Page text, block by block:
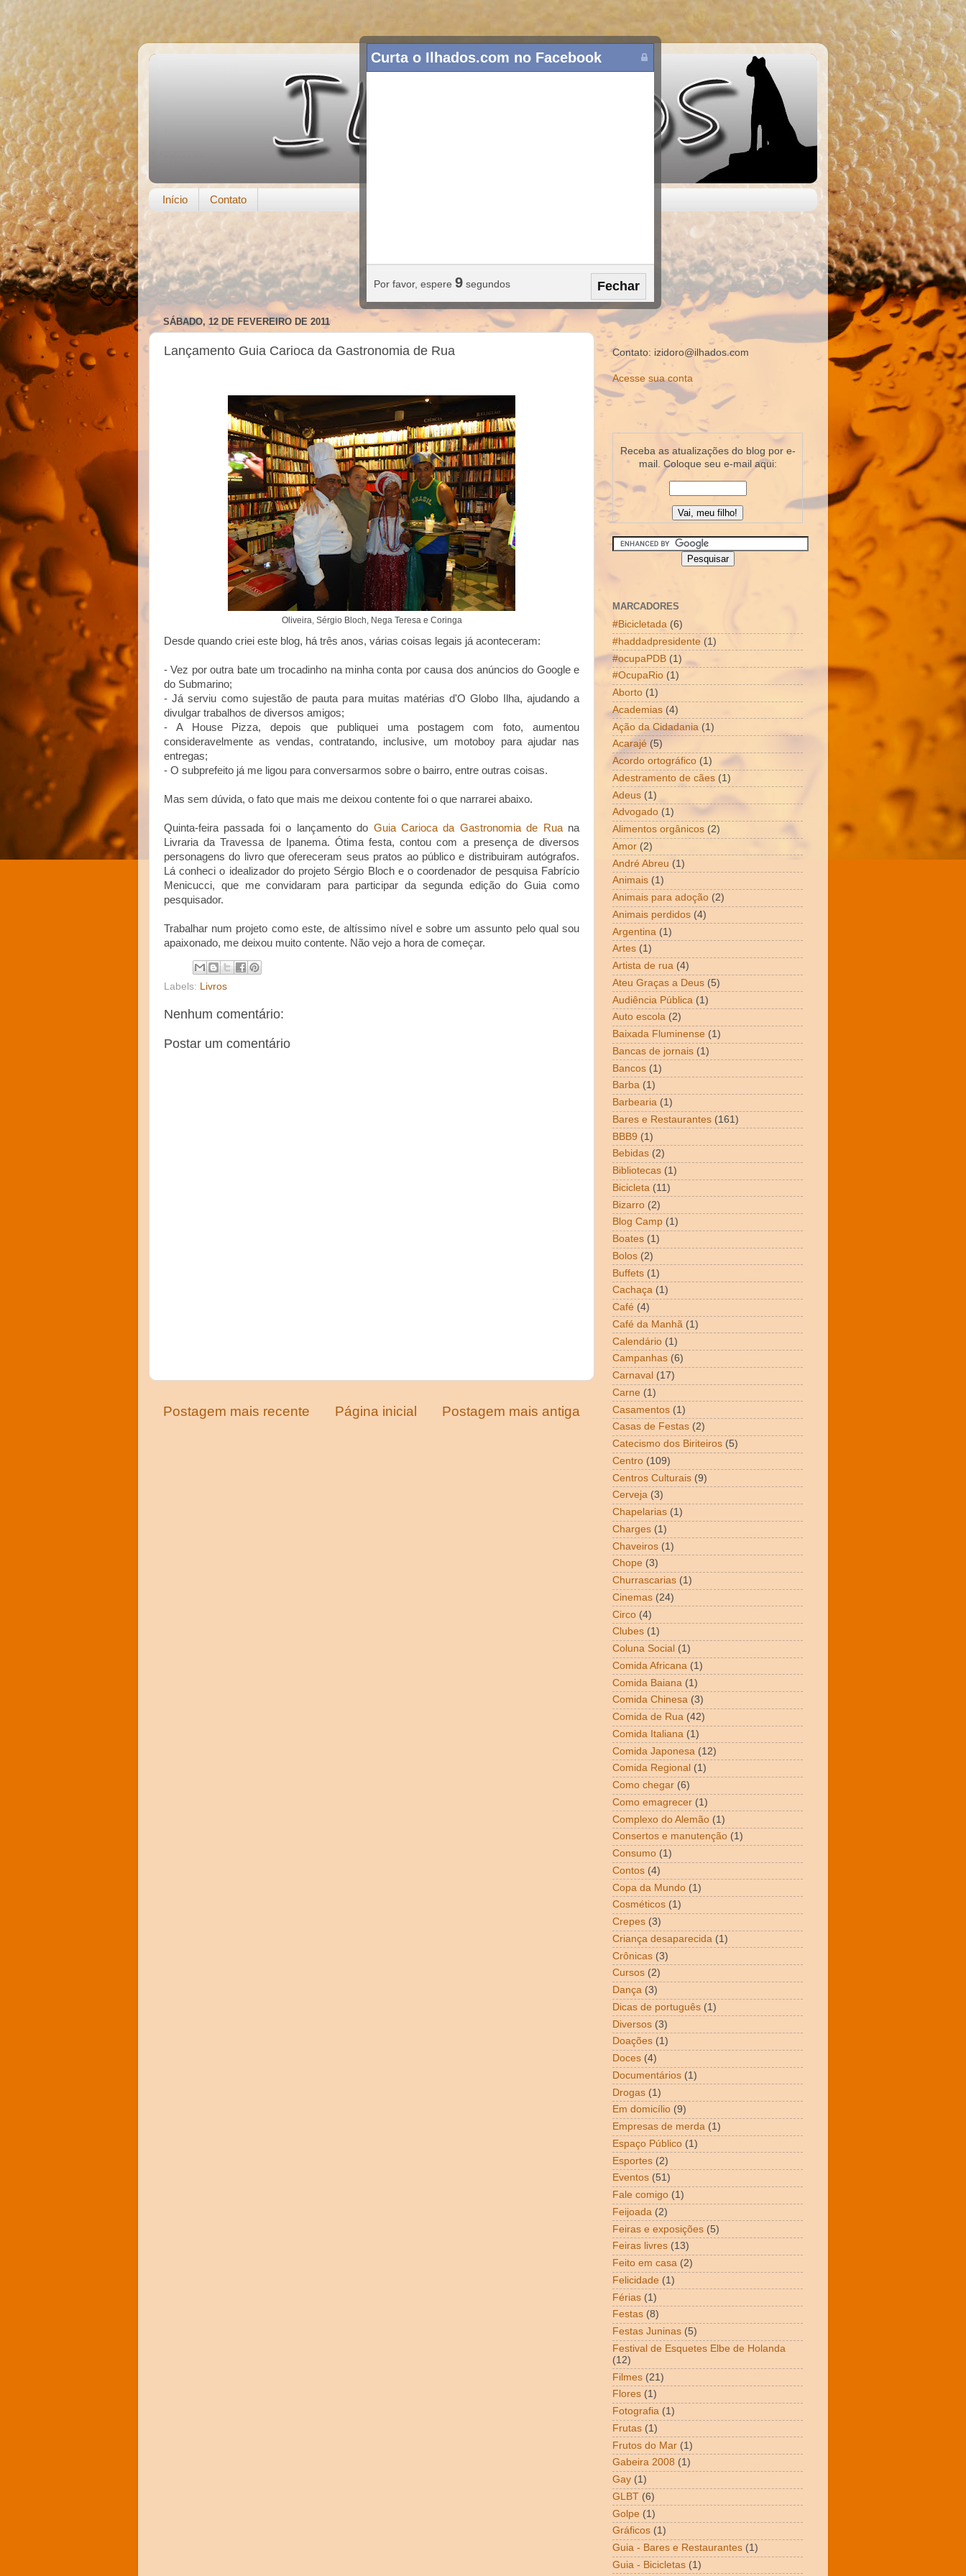
Início Contato
SÁBADO, 12 DE FEVEREIRO DE 2011
Lançamento Guia Carioca da Gastronomia de Rua
Oliveira, Sérgio Bloch, Nega Teresa e Coringa
Desde quando criei este blog, há três anos, várias coisas legais já aconteceram:
- Vez por outra bate um trocadinho na minha conta por causa dos anúncios do Google e
do Submarino;
- Já serviu como sujestão de pauta para muitas matérias d'O Globo Ilha, ajudando a
divulgar trabalhos de diversos amigos;
- A House Pizza, depois que publiquei uma postagem com foto, aumentou
consideravelmente as vendas, contratando, inclusive, um motoboy para ajudar nas
entregas;
- O subprefeito já me ligou para conversarmos sobre o bairro, entre outras coisas.
Mas sem dúvida, o fato que mais me deixou contente foi o que narrarei abaixo.
Quinta-feira passada foi o lançamento do Guia Carioca da Gastronomia de Ruana
Livraria da Travessa de Ipanema. Ótima festa, contou com a presença de diversos
personagens do livro que ofereceram seus pratos ao público e distribuiram autógrafos.
Lá conheci o idealizador do projeto Sérgio Bloch e o coordenador de pesquisa Fabrício
Menicucci, que me convidaram para participar da segunda edição do Guia como
pesquisador.
Trabalhar num projeto como este, de altíssimo nível e sobre um assunto pelo qual sou
apaixonado, me deixou muito contente. Não vejo a hora de começar.
Labels: Livros
Nenhum comentário:
Postar um comentário
Postagem mais recente Postagem mais antiga
Página inicial
Contato: izidoro@ilhados.com
Acesse sua conta
Receba as atualizações do blog por e-
mail. Coloque seu e-mail aqui:
MARCADORES
#Bicicletada (6)
#haddadpresidente (1)
#ocupaPDB (1)
#OcupaRio (1)
Aborto (1)
Academias (4)
Ação da Cidadania (1)
Acarajé (5)
Acordo ortográfico (1)
Adestramento de cães (1)
Adeus (1)
Advogado (1)
Alimentos orgânicos (2)
Amor (2)
André Abreu (1)
Animais (1)
Animais para adoção (2)
Animais perdidos (4)
Argentina (1)
Artes (1)
Artista de rua (4)
Ateu Graças a Deus (5)
Audiência Pública (1)
Auto escola (2)
Baixada Fluminense (1)
Bancas de jornais (1)
Bancos (1)
Barba (1)
Barbearia (1)
Bares e Restaurantes (161)
BBB9 (1)
Bebidas (2)
Bibliotecas (1)
Bicicleta (11)
Bizarro (2)
Blog Camp (1)
Boates (1)
Bolos (2)
Buffets (1)
Cachaça (1)
Café (4)
Café da Manhã (1)
Calendário (1)
Campanhas (6)
Carnaval (17)
Carne (1)
Casamentos (1)
Casas de Festas (2)
Catecismo dos Biriteiros (5)
Centro (109)
Centros Culturais (9)
Cerveja (3)
Chapelarias (1)
Charges (1)
Chaveiros (1)
Chope (3)
Churrascarias (1)
Cinemas (24)
Circo (4)
Clubes (1)
Coluna Social (1)
Comida Africana (1)
Comida Baiana (1)
Comida Chinesa (3)
Comida de Rua (42)
Comida Italiana (1)
Comida Japonesa (12)
Comida Regional (1)
Como chegar (6)
Como emagrecer (1)
Complexo do Alemão (1)
Consertos e manutenção (1)
Consumo (1)
Contos (4)
Copa da Mundo (1)
Cosméticos (1)
Crepes (3)
Criança desaparecida (1)
Crônicas (3)
Cursos (2)
Dança (3)
Dicas de português (1)
Diversos (3)
Doações (1)
Doces (4)
Documentários (1)
Drogas (1)
Em domicílio (9)
Empresas de merda (1)
Espaço Público (1)
Esportes (2)
Eventos (51)
Fale comigo (1)
Feijoada (2)
Feiras e exposições (5)
Feiras livres (13)
Feito em casa (2)
Felicidade (1)
Férias (1)
Festas (8)
Festas Juninas (5)
Festival de Esquetes Elbe de Holanda
(12)
Filmes (21)
Flores (1)
Fotografia (1)
Frutas (1)
Frutos do Mar (1)
Gabeira 2008 (1)
Gay (1)
GLBT (6)
Golpe (1)
Gráficos (1)
Guia - Bares e Restaurantes (1)
Guia - Bicicletas (1)
Curta o Ilhados.com no Facebook
Por favor, espere 8 segundos Fechar